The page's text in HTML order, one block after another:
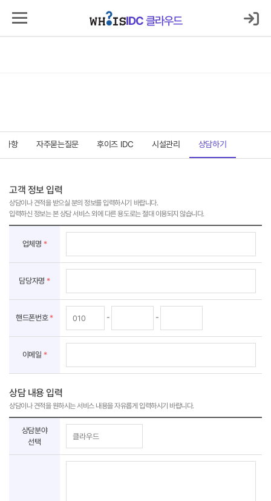
IDC클라우드
서버호스팅코로케이션클라우드보안매니지먼트고객지원센터
로그인 마이IDC
IDC클라우드
사항 자주묻는질문 후이즈 IDC 시설관리 상담하기
고객 정보 입력
상담이나 견적을 받으실 분의 정보를 입력하시기 바랍니다.
입력하신 정보는 본 상담 서비스 외에 다른 용도로는 절대 이용되지 않습니다.
보
업체명 *
담당자명 *
핸드폰번호* - -
이메일 *
상담 내용 입력
상담이나 견적을 원하시는 서비스 내용을 자유롭게 입력하시기 바랍니다.
력
상담분야
선택